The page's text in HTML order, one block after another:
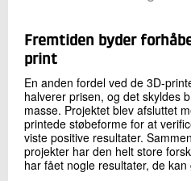
Fremtiden byder
print
En anden fordel ved de 3D-
halverer prisen, og det skyldes
masse. Projektet blev afsluttet
printede støbeforme for at
viste positive resultater.
projekter har den helt store
har fået nogle resultater, de